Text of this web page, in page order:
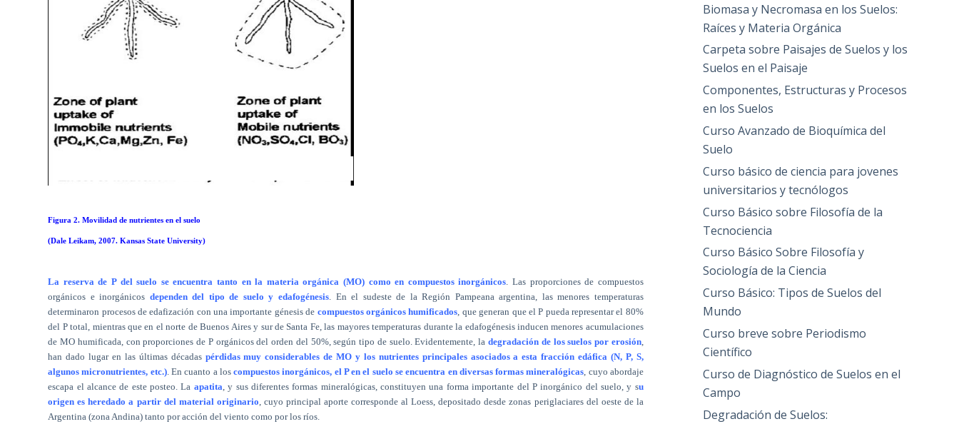
Figura 2. Movilidad de nutrientes en el suelo
(Dale Leikam, 2007.Kansas State University)
La reserva de P del suelo se encuentra tanto en la materia orgánica (MO) como en compuestos inorgánicos. Las proporciones de compuestos
orgánicos e inorgánicos dependen del tipo de suelo y edafogénesis. En el sudeste de la Región Pampeana argentina, las menores temperaturas
determinaron procesos de edafización con una importante génesis de compuestos orgánicos humificados, que generan que el P pueda representar el 80%
del P total, mientras que en el norte de Buenos Aires y sur de Santa Fe, las mayores temperaturas durante la edafogénesis inducen menores acumulaciones
de MO humificada, con proporciones de P orgánicos del orden del 50%, según tipo de suelo. Evidentemente, la degradación de los suelos por erosión,
han dado lugar en las últimas décadas pérdidas muy considerables de MO y los nutrientes principales asociados a esta fracción edáfica (N, P, S,
algunos micronutrientes, etc.). En cuanto a loscompuestos inorgánicos, el P en el suelo se encuentra en diversas formas mineralógicas, cuyo abordaje
escapa el alcance de este posteo. La apatita, y sus diferentes formas mineralógicas, constituyen una forma importante del P inorgánico del suelo, y su
origen es heredado a partir del material originario, cuyo principal aporte corresponde al Loess, depositado desde zonas periglaciares del oeste de la
Argentina (zona Andina) tanto por acción del viento como por los ríos.
Biomasa y Necromasa en los Suelos:
Raíces y Materia Orgánica
Carpeta sobre Paisajes de Suelos y los
Suelos en el Paisaje
Componentes, Estructuras y Procesos
en los Suelos
Curso Avanzado de Bioquímica del
Suelo
Curso básico de ciencia para jovenes
universitarios y tecnólogos
Curso Básico sobre Filosofía de la
Tecnociencia
Curso Básico Sobre Filosofía y
Sociología de la Ciencia
Curso Básico: Tipos de Suelos del
Mundo
Curso breve sobre Periodismo
Científico
Curso de Diagnóstico de Suelos en el
Campo
Degradación de Suelos: